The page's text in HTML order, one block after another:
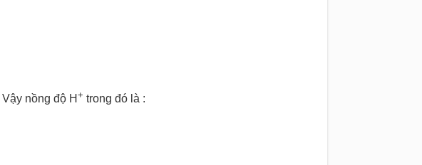
nồng độ H + trong đó là :